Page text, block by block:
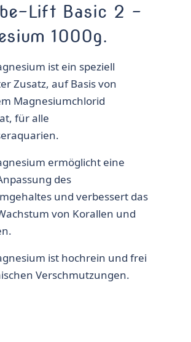
Lift Basic 2 –
1000g.
ist ein speziell
Zusatz, auf Basis von
Magnesiumchlorid
für alle
ermöglicht eine
des
und verbessert das
von Korallen und
ist hochrein und frei
Verschmutzungen.